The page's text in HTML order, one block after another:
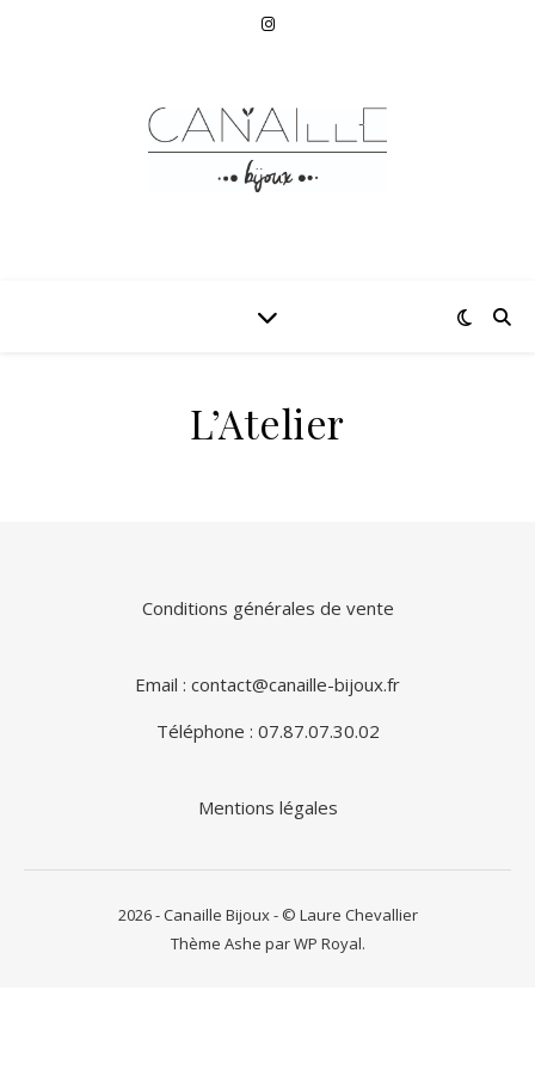
L’Atelier
Conditions générales de vente
Email : contact@canaille-bijoux.fr
Téléphone : 07.87.07.30.02
Mentions légales
2026 - Canaille Bijoux - © Laure Chevallier
Thème Ashe parWP Royal.